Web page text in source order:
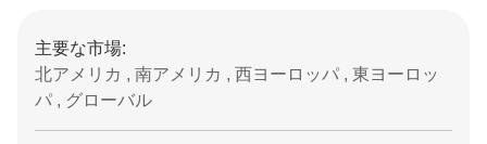
主要な市場:
北アメリカ , 南アメリカ , 西ヨーロッパ , 東ヨーロッ
パ , グローバル